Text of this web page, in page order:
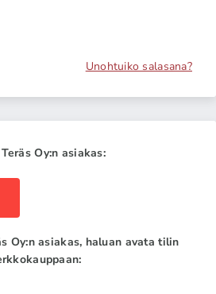
Unohtuiko salasana?
Oy:n asiakas:
Oy:n asiakas, haluan avata tilin